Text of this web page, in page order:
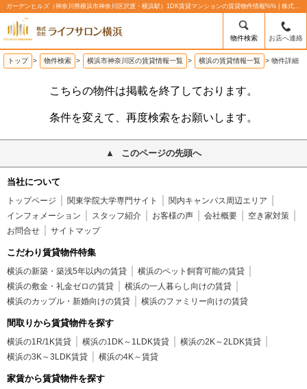
ガーデンヒルズ（神奈川県横浜市神奈川区沢渡・横浜駅）1DK賃貸マンションの賃貸物件情報%% | 株式会社ライフサロン横浜
物件検索 お店へ連絡
トップ > 物件検索 > 横浜市神奈川区の賃貸情報一覧 > 横浜の賃貸情報一覧 > 物件詳細
こちらの物件は掲載を終了しております。
条件を変えて、再度検索をお願いします。
このページの先頭へ
当社について
トップページ 関東学院大学専門サイト
関内キャンパス周辺エリア
インフォメーション
スタッフ紹介 お客様の声 会社概要
空き家対策
お問合せ
サイトマップ
こだわり賃貸物件特集
横浜の新築・築浅5年以内の賃貸
横浜のペット飼育可能の賃貸
横浜の敷金・礼金ゼロの賃貸
横浜の一人暮らし向けの賃貸
横浜のカップル・新婚向けの賃貸
横浜のファミリー向けの賃貸
間取りから賃貸物件を探す
横浜の1R/1K賃貸 横浜の1DK～1LDK賃貸
横浜の2K～2LDK賃貸
横浜の3K～3LDK賃貸
横浜の4K～賃貸
家賃から賃貸物件を探す